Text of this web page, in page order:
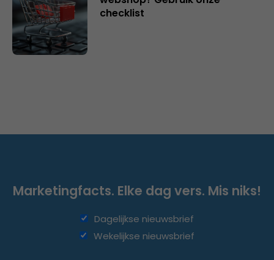
checklist
Marketingfacts. Elke dag vers. Mis niks!
Dagelijkse nieuwsbrief
Wekelijkse nieuwsbrief